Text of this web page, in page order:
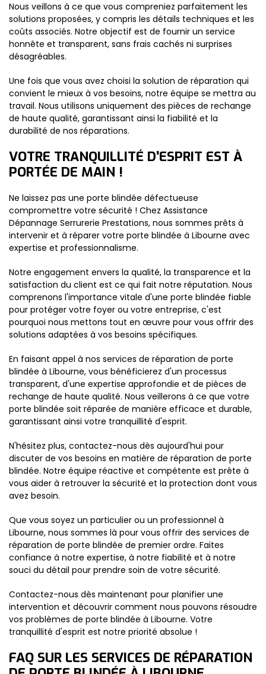
Nous veillons à ce que vous compreniez parfaitement les
solutions proposées, y compris les détails techniques et les
coûts associés. Notre objectif est de fournir un service
honnête et transparent, sans frais cachés ni surprises
désagréables.
Une fois que vous avez choisi la solution de réparation qui
convient le mieux à vos besoins, notre équipe se mettra au
travail. Nous utilisons uniquement des pièces de rechange
de haute qualité, garantissant ainsi la fiabilité et la
durabilité de nos réparations.
VOTRE TRANQUILLITÉ D'ESPRIT EST À
PORTÉE DE MAIN !
Ne laissez pas une porte blindée défectueuse
compromettre votre sécurité ! Chez Assistance
Dépannage Serrurerie Prestations, nous sommes prêts à
intervenir et à réparer votre porte blindée à Libourne avec
expertise et professionnalisme.
Notre engagement envers la qualité, la transparence et la
satisfaction du client est ce qui fait notre réputation. Nous
comprenons l'importance vitale d'une porte blindée fiable
pour protéger votre foyer ou votre entreprise, c'est
pourquoi nous mettons tout en œuvre pour vous offrir des
solutions adaptées à vos besoins spécifiques.
En faisant appel à nos services de réparation de porte
blindée à Libourne, vous bénéficierez d'un processus
transparent, d'une expertise approfondie et de pièces de
rechange de haute qualité. Nous veillerons à ce que votre
porte blindée soit réparée de manière efficace et durable,
garantissant ainsi votre tranquillité d'esprit.
N'hésitez plus, contactez-nous dès aujourd'hui pour
discuter de vos besoins en matière de réparation de porte
blindée. Notre équipe réactive et compétente est prête à
vous aider à retrouver la sécurité et la protection dont vous
avez besoin.
Que vous soyez un particulier ou un professionnel à
Libourne, nous sommes là pour vous offrir des services de
réparation de porte blindée de premier ordre. Faites
confiance à notre expertise, à notre fiabilité et à notre
souci du détail pour prendre soin de votre sécurité.
Contactez-nous dès maintenant pour planifier une
intervention et découvrir comment nous pouvons résoudre
vos problèmes de porte blindée à Libourne. Votre
tranquillité d'esprit est notre priorité absolue !
FAQ SUR LES SERVICES DE RÉPARATION